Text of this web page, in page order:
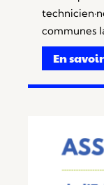
communes
En